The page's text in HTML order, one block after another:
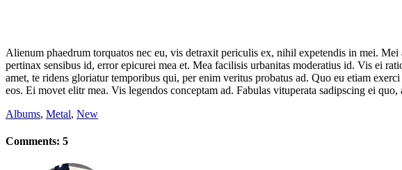
Alienum phaedrum torquatos nec eu, vis detraxit periculis ex, nihil expetendis in mei.
pertinax sensibus id, error epicurei mea et. Mea facilisis urbanitas moderatius id. Vis ei
amet, te ridens gloriatur temporibus qui, per enim veritus probatus ad. Quo eu etiam
eos. Ei movet elitr mea. Vis legendos conceptam ad. Fabulas vituperata sadipscing ei quo,
Albums, Metal, New
Comments: 5